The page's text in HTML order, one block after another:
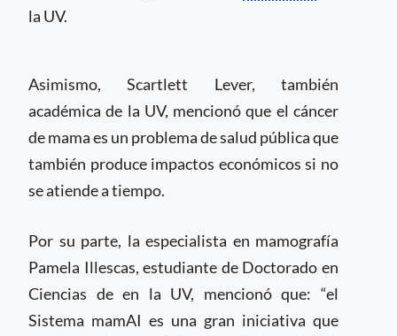
la UV.
Asimismo, Scartlett Lever, también
académica de la UV, mencionó que el cáncer
de mama es un problema de salud pública que
también produce impactos económicos si no
se atiende a tiempo.
Por su parte, la especialista en mamografía
Pamela Illescas, estudiante de Doctorado en
Ciencias de en la UV, mencionó que: “el
Sistema mamAI es una gran iniciativa que